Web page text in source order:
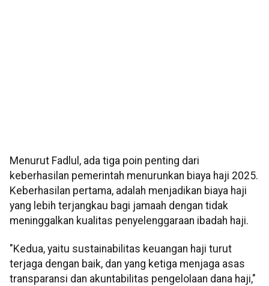
Menurut Fadlul, ada tiga poin penting dari
keberhasilan pemerintah menurunkan biaya haji 2025.
Keberhasilan pertama, adalah menjadikan biaya haji
yang lebih terjangkau bagi jamaah dengan tidak
meninggalkan kualitas penyelenggaraan ibadah haji.
"Kedua, yaitu sustainabilitas keuangan haji turut
terjaga dengan baik, dan yang ketiga menjaga asas
transparansi dan akuntabilitas pengelolaan dana haji,"